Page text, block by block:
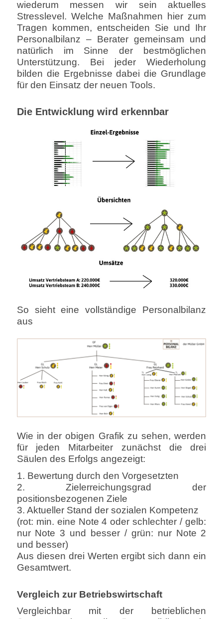
wiederum messen wir sein aktuelles
Stresslevel. Welche Maßnahmen hier zum
Tragen kommen, entscheiden Sie und Ihr
Personalbilanz – Berater gemeinsam und
natürlich im Sinne der bestmöglichen
Unterstützung. Bei jeder Wiederholung
bilden die Ergebnisse dabei die Grundlage
für den Einsatz der neuen Tools.
Die Entwicklung wird erkennbar
So sieht eine vollständige Personalbilanz
aus
Wie in der obigen Grafik zu sehen, werden
für jeden Mitarbeiter zunächst die drei
Säulen des Erfolgs angezeigt:
1. Bewertung durch den Vorgesetzten
2. Zielerreichungsgrad der
positionsbezogenen Ziele
3. Aktueller Stand der sozialen Kompetenz
(rot: min. eine Note 4 oder schlechter / gelb:
nur Note 3 und besser / grün: nur Note 2
und besser)
Aus diesen drei Werten ergibt sich dann ein
Gesamtwert.
Vergleich zur Betriebswirtschaft
Vergleichbar mit der betrieblichen